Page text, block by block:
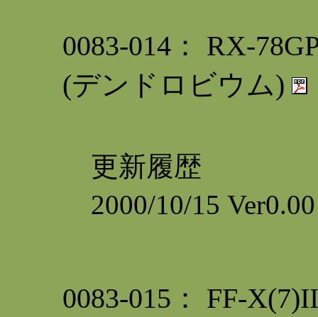
0083-014： RX-
(デンドロビウム)
更新履歴
2000/10/15
0083-015： FF-